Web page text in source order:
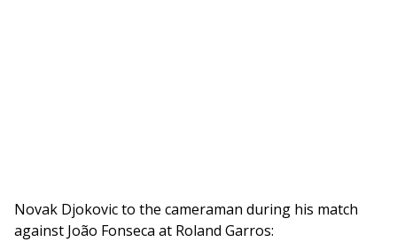
Novak Djokovic to the cameraman during his match
against João Fonseca at Roland Garros: